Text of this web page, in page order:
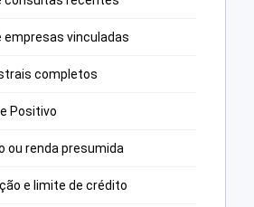
empresas vinculadas
completos
Positivo
ou renda presumida
e limite de crédito